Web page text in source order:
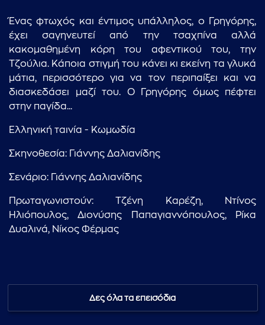
Ένας φτωχός και έντιμος υπάλληλος, ο Γρηγόρης,
έχει σαγηνευτεί από την τσαχπίνα αλλά
κακομαθημένη κόρη του αφεντικού του, την
Τζούλια. Κάποια στιγμή του κάνει κι εκείνη τα γλυκά
μάτια, περισσότερο για να τον περιπαίξει και να
διασκεδάσει μαζί του. Ο Γρηγόρης όμως πέφτει
στην παγίδα...
Ελληνική ταινία - Κωμωδία
Σκηνοθεσία: Γιάννης Δαλιανίδης
Σενάριο: Γιάννης Δαλιανίδης
Πρωταγωνιστούν: Τζένη Καρέζη, Ντίνος
Ηλιόπουλος, Διονύσης Παπαγιαννόπουλος, Ρίκα
Δυαλινά, Νίκος Φέρμας
Δες όλα τα επεισόδια